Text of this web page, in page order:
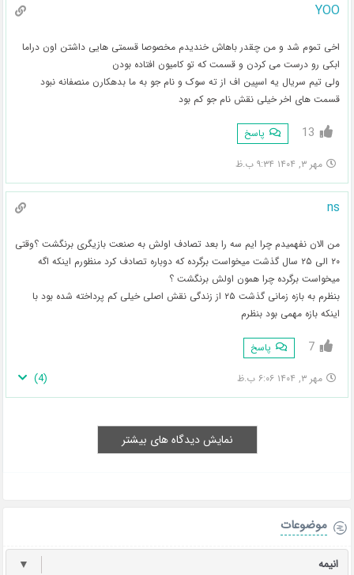
YOO
اخی تموم شد و من چقدر باهاش خندیدم مخصوصا قسمتی هایی داشتن اون دراما
ابکی رو درست می کردن و قسمت که تو کامیون افتاده بودن
ولی تیم سریال یه اسپین اف از ته سوک و نام جو به ما بدهکارن منصفانه نبود
قسمت های اخر خیلی نقش نام جو کم بود
13 پاسخ
مهر ۳, ۱۴۰۴ ۹:۳۴ ب.ظ
ns
من الان نفهمیدم چرا ایم سه را بعد تصادف اولش به صنعت بازیگری برنگشت ؟وقتی
۲۰ الی ۲۵ سال گذشت میخواست برگرده که دوباره تصادف کرد منظورم اینکه اگه
میخواست برگرده چرا همون اولش برنگشت ؟
بنظرم به بازه زمانی گذشت ۲۵ از زندگی نقش اصلی خیلی کم پرداخته شده بود با
اینکه بازه مهمی بود بنظرم
7 پاسخ
مهر ۳, ۱۴۰۴ ۶:۰۶ ب.ظ (
4
)
نمایش دیدگاه های بیشتر
موضوعات
انیمه ▼